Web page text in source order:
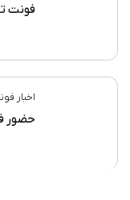
فونت
اخبار
حضور